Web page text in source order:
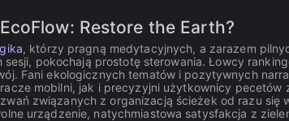
Restore the Earth?
, którzy pragną medytacyjnych, a zarazem
pokochają prostotę sterowania. Łowcy
Fani ekologicznych tematów i pozytywnych
mobilni, jak i precyzyjni użytkownicy pecetów
związanych z organizacją ścieżek od razu się
urządzenie, natychmiastowa satysfakcja z